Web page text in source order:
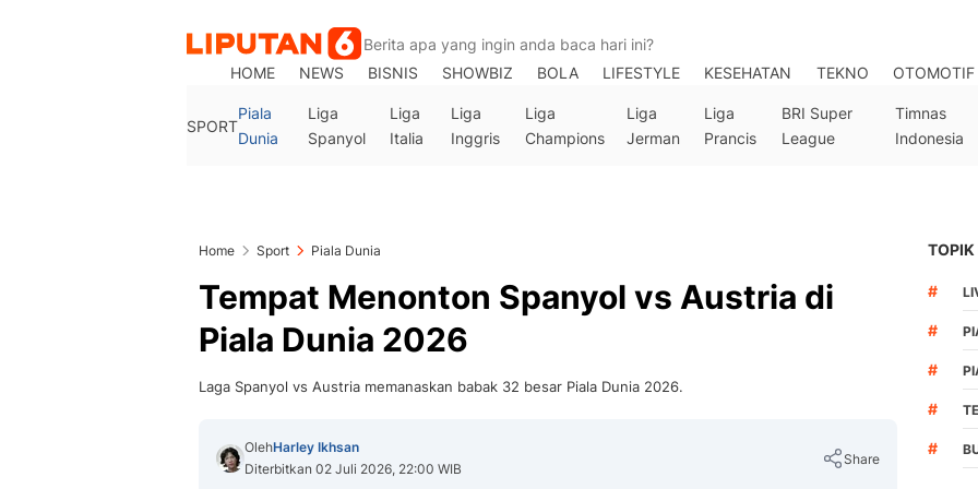
HOME
NEWS BISNIS SHOWBIZ BOLA LIFESTYLE KESEHATAN TEKNO OTOMOTIF
SPORT
Piala
Dunia
Liga
Spanyol
Liga
Italia
Liga
Inggris
Liga
Champions
Liga
Jerman
Liga
Prancis
BRI Super
League
Timnas
Indonesia
Home Sport Piala Dunia
Tempat Menonton Spanyol vs Austria di
Piala Dunia 2026
Laga Spanyol vs Austria memanaskan babak 32 besar Piala Dunia 2026.
OlehHarley Ikhsan
Diterbitkan 02 Juli 2026, 22:00 WIB
Share
TOPIK
#
#
#
#
#